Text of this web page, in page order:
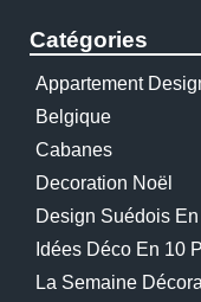
Catégories
Appartement
Belgique
Cabanes
Decoration Noël
Design Suédois
Idées Déco En 10
La Semaine